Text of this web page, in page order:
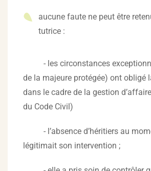
aucune faute ne peut être
tutrice :
- les circonstances
de la majeure protégée) ont obligé
dans le cadre de la gestion
du Code Civil)
- l’absence d’héritiers au
légitimait son intervention ;